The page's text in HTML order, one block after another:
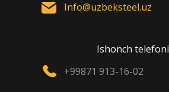
Info@uzbeksteel.uz
Ishonch telefoni
+99871 913-16-02